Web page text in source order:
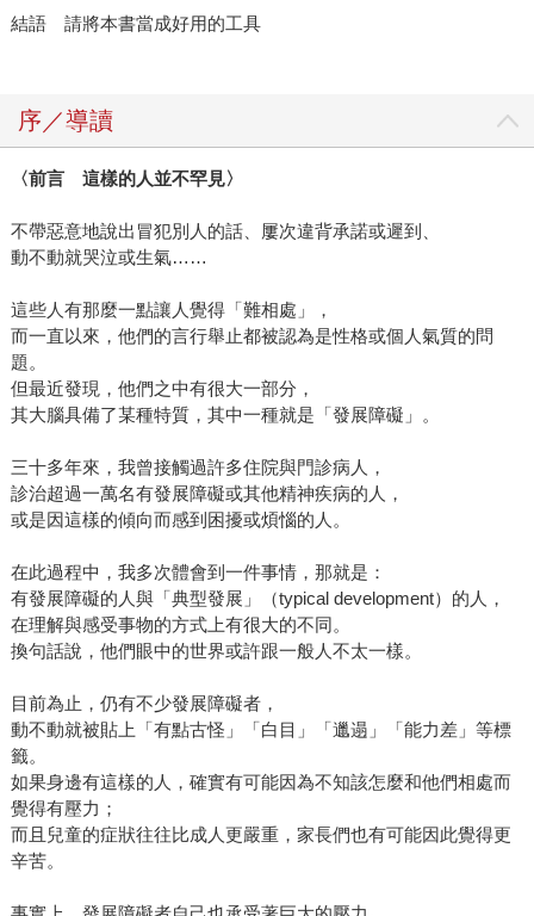
結語 請將本書當成好用的工具
序／導讀
〈前言 這樣的人並不罕見〉
不帶惡意地說出冒犯別人的話、屢次違背承諾或遲到、
動不動就哭泣或生氣……
這些人有那麼一點讓人覺得「難相處」，
而一直以來，他們的言行舉止都被認為是性格或個人氣質的問
題。
但最近發現，他們之中有很大一部分，
其大腦具備了某種特質，其中一種就是「發展障礙」。
三十多年來，我曾接觸過許多住院與門診病人，
診治超過一萬名有發展障礙或其他精神疾病的人，
或是因這樣的傾向而感到困擾或煩惱的人。
在此過程中，我多次體會到一件事情，那就是：
有發展障礙的人與「典型發展」（typical development）的人，
在理解與感受事物的方式上有很大的不同。
換句話說，他們眼中的世界或許跟一般人不太一樣。
目前為止，仍有不少發展障礙者，
動不動就被貼上「有點古怪」「白目」「邋遢」「能力差」等標
籤。
如果身邊有這樣的人，確實有可能因為不知該怎麼和他們相處而
覺得有壓力；
而且兒童的症狀往往比成人更嚴重，家長們也有可能因此覺得更
辛苦。